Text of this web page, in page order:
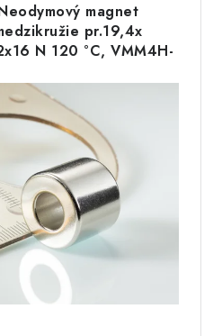
magnet
pr.19,4x
N 120 °C, VMM4H-